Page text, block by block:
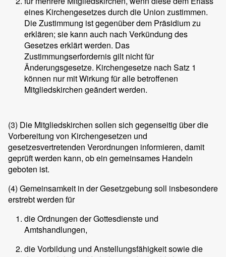
eines Kirchengesetzes durch die Union zustimmen.
Die Zustimmung ist gegenüber dem Präsidium zu
erklären; sie kann auch nach Verkündung des
Gesetzes erklärt werden. Das
Zustimmungserfordernis gilt nicht für
Änderungsgesetze. Kirchengesetze nach Satz 1
können nur mit Wirkung für alle betroffenen
Mitgliedskirchen geändert werden.
(3) Die Mitgliedskirchen sollen sich gegenseitig über die
Vorbereitung von Kirchengesetzen und
gesetzesvertretenden Verordnungen informieren, damit
geprüft werden kann, ob ein gemeinsames Handeln
geboten ist.
(4) Gemeinsamkeit in der Gesetzgebung soll insbesondere
erstrebt werden für
die Ordnungen der Gottesdienste und
Amtshandlungen,
die Vorbildung und Anstellungsfähigkeit sowie die